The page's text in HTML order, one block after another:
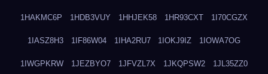
1HAKMC6P 1HDB3VUY 1HHJEK58 1HR93CXT 1I70CGZX
1IASZ8H3 1IF86W04 1IHA2RU7 1IOKJ9IZ 1IOWA7OG
1IWGPKRW 1JEZBYO7 1JFVZL7X 1JKQPSW2 1JL35ZZ0